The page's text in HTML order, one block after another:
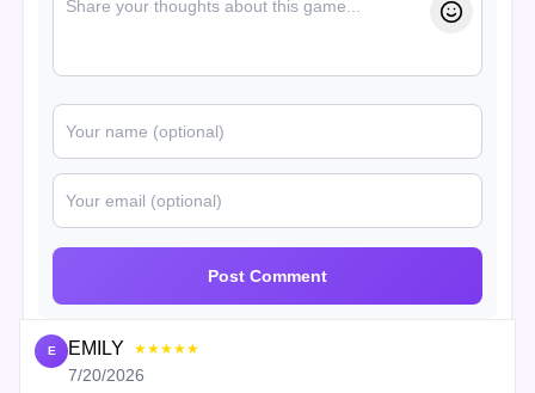
Post Comment
E EMILY ★★★★★
7/20/2026